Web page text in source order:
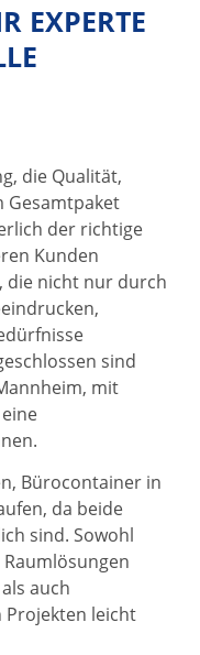
EXPERTE
die Qualität,
Gesamtpaket
der richtige
Kunden
die nicht nur durch
sind
mit
Bürocontainer in
da beide
sind. Sowohl
auch
leicht